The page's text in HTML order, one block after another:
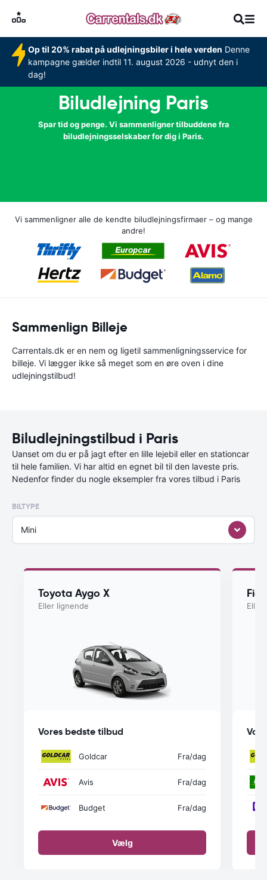
Op til 20% rabat på udlejningsbiler i hele verden Denne
kampagne gælder indtil 11. august 2026 - udnyt den i
dag!
Biludlejning Paris
Spar tid og penge. Vi sammenligner tilbuddene fra
biludlejningsselskaber for dig i Paris.
Vi sammenligner alle de kendte biludlejningsfirmaer – og mange
andre!
Sammenlign Billeje
Carrentals.dk er en nem og ligetil sammenligningsservice for
billeje. Vi lægger ikke så meget som en øre oven i dine
udlejningstilbud!
Biludlejningstilbud i Paris
Uanset om du er på jagt efter en lille lejebil eller en stationcar
til hele familien. Vi har altid en egnet bil til den laveste pris.
Nedenfor finder du nogle eksempler fra vores tilbud i Paris
BILTYPE
Mini
Toyota Aygo X
Eller lignende
Vores bedste tilbud
Goldcar Fra/dag
Avis Fra/dag
Budget Fra/dag
Vælg
Eller